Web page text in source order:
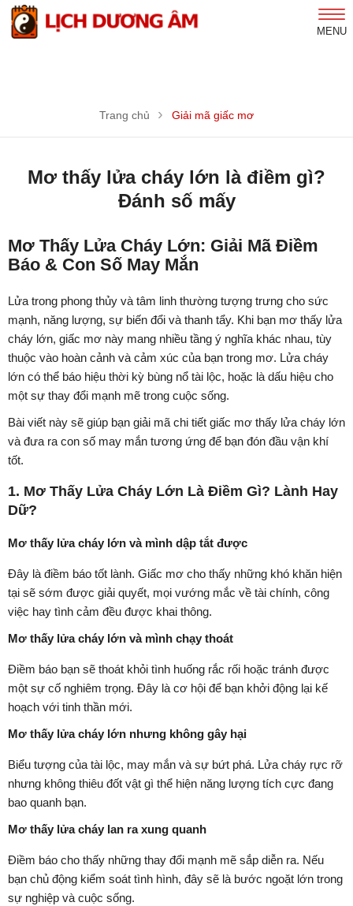
MENU
Trang chủ Giải mã giấc mơ
Mơ thấy lửa cháy lớn là điềm gì?
Đánh số mấy
Mơ Thấy Lửa Cháy Lớn: Giải Mã Điềm
Báo & Con Số May Mắn
Lửa trong phong thủy và tâm linh thường tượng trưng cho sức
mạnh, năng lượng, sự biến đổi và thanh tẩy. Khi bạn mơ thấy lửa
cháy lớn, giấc mơ này mang nhiều tầng ý nghĩa khác nhau, tùy
thuộc vào hoàn cảnh và cảm xúc của bạn trong mơ. Lửa cháy
lớn có thể báo hiệu thời kỳ bùng nổ tài lộc, hoặc là dấu hiệu cho
một sự thay đổi mạnh mẽ trong cuộc sống.
Bài viết này sẽ giúp bạn giải mã chi tiết giấc mơ thấy lửa cháy lớn
và đưa ra con số may mắn tương ứng để bạn đón đầu vận khí
tốt.
1. Mơ Thấy Lửa Cháy Lớn Là Điềm Gì? Lành Hay
Dữ?
Mơ thấy lửa cháy lớn và mình dập tắt được
Đây là điềm báo tốt lành. Giấc mơ cho thấy những khó khăn hiện
tại sẽ sớm được giải quyết, mọi vướng mắc về tài chính, công
việc hay tình cảm đều được khai thông.
Mơ thấy lửa cháy lớn và mình chạy thoát
Điềm báo bạn sẽ thoát khỏi tình huống rắc rối hoặc tránh được
một sự cố nghiêm trọng. Đây là cơ hội để bạn khởi động lại kế
hoạch với tinh thần mới.
Mơ thấy lửa cháy lớn nhưng không gây hại
Biểu tượng của tài lộc, may mắn và sự bứt phá. Lửa cháy rực rỡ
nhưng không thiêu đốt vật gì thể hiện năng lượng tích cực đang
bao quanh bạn.
Mơ thấy lửa cháy lan ra xung quanh
Điềm báo cho thấy những thay đổi mạnh mẽ sắp diễn ra. Nếu
bạn chủ động kiểm soát tình hình, đây sẽ là bước ngoặt lớn trong
sự nghiệp và cuộc sống.